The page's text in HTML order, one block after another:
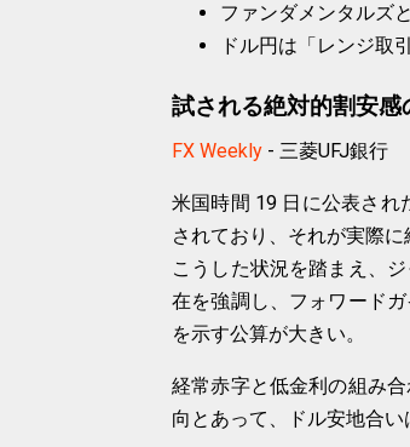
ファンダメンタルズ
ドル円は「レンジ取
試される絶対的割安感
FX Weekly - 三菱UFJ銀行
米国時間 19 日に公表され
されており、それが実際に
こうした状況を踏まえ、
在を強調し、フォワード
を示す公算が大きい。
経常赤字と低金利の組み
向とあって、ドル安地合い